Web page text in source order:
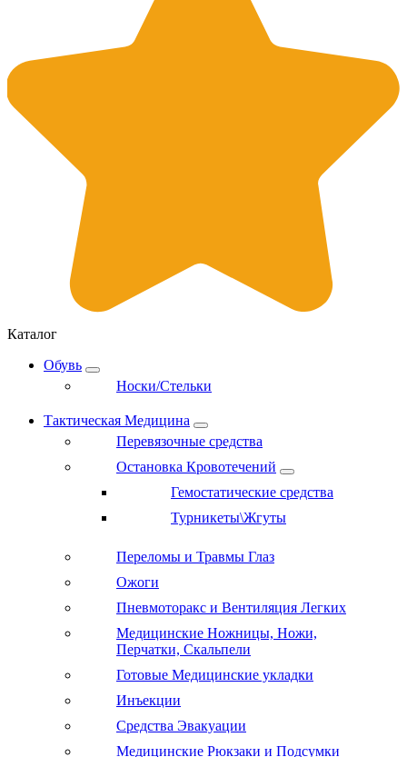
Каталог
Обувь
Носки/Стельки
Тактическая Медицина
Перевязочные средства
Остановка Кровотечений
Гемостатические средства
Турникеты\Жгуты
Переломы и Травмы Глаз
Ожоги
Пневмоторакс и Вентиляция Легких
Медицинские Ножницы, Ножи,
Перчатки, Скальпели
Готовые Медицинские укладки
Инъекции
Средства Эвакуации
Медицинские Рюкзаки и Подсумки